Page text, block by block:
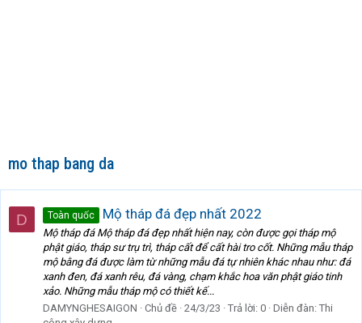
mo thap bang da
D Toàn quốc Mộ tháp đá đẹp nhất 2022
Mộ tháp đá Mộ tháp đá đẹp nhất hiện nay, còn được gọi tháp mộ
phật giáo, tháp sư trụ trì, tháp cất để cất hài tro cốt. Những mẫu tháp
mộ bằng đá được làm từ những mẫu đá tự nhiên khác nhau như: đá
xanh đen, đá xanh rêu, đá vàng, chạm khắc hoa văn phật giáo tinh
xảo. Những mẫu tháp mộ có thiết kế...
DAMYNGHESAIGON
Chủ đề 24/3/23 Trả lời: 0 Diễn đàn: Thi